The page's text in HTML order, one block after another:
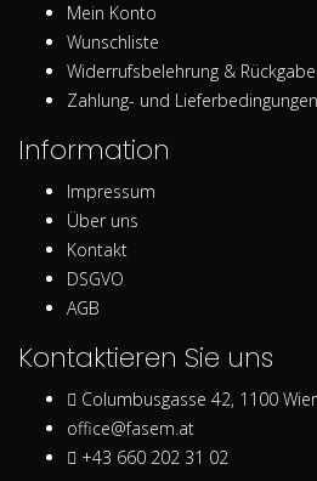
Mein Konto
Wunschliste
Widerrufsbelehrung & Rückgabe
Zahlung- und Lieferbedingungen
Information
Impressum
Über uns
Kontakt
DSGVO
AGB
Kontaktieren Sie uns
Columbusgasse 42, 1100
office@fasem.at
+43 660 202 31 02